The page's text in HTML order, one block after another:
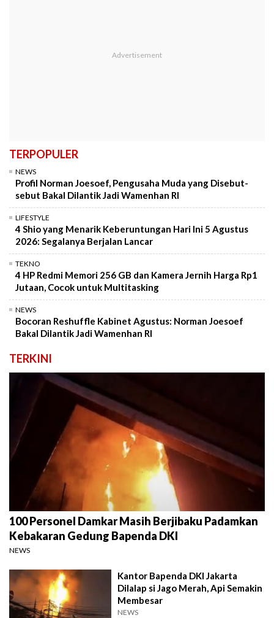
TERPOPULER
NEWS
Profil Norman Joesoef, Pengusaha Muda yang Disebut-
sebut Bakal Dilantik Jadi Wamenhan RI
LIFESTYLE
4 Shio yang Menarik Keberuntungan Hari Ini 5 Agustus
2026: Segalanya Berjalan Lancar
TEKNO
4 HP Redmi Memori 256 GB dan Kamera Jernih Harga Rp1
Jutaan, Cocok untuk Multitasking
NEWS
Bocoran Reshuffle Kabinet Agustus: Norman Joesoef
Bakal Dilantik Jadi Wamenhan RI
TERKINI
100 Personel Damkar Masih Berjibaku Padamkan
Kebakaran Gedung Bapenda DKI
NEWS
Kantor Bapenda DKI Jakarta
Dilalap si Jago Merah, Api Semakin
Membesar
NEWS